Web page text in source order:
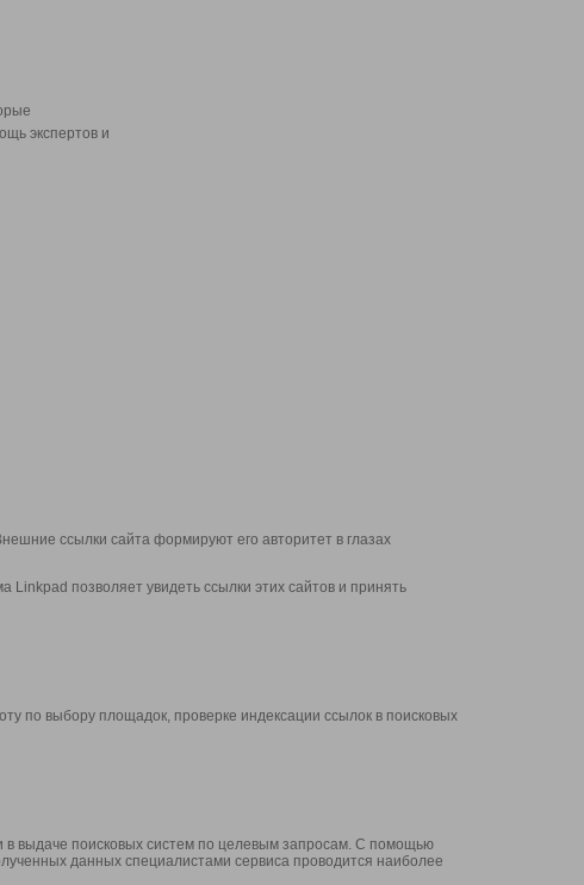
экспертов и
ссылки сайта формируют его авторитет в глазах
позволяет увидеть ссылки этих сайтов и принять
по выбору площадок, проверке индексации ссылок в поисковых
в выдаче поисковых систем по целевым запросам. С помощью
данных специалистами сервиса проводится наиболее